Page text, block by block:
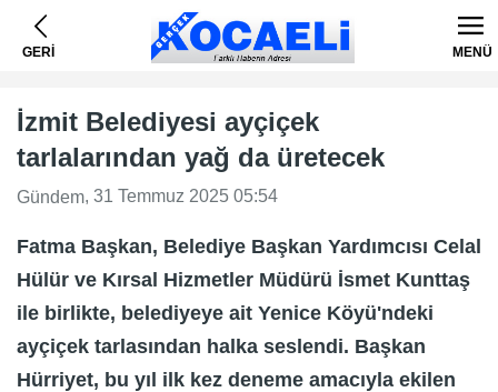
GERİ MENÜ
İzmit Belediyesi ayçiçek
tarlalarından yağ da üretecek
Gündem, 31 Temmuz 2025 05:54
Fatma Başkan, Belediye Başkan Yardımcısı Celal
Hülür ve Kırsal Hizmetler Müdürü İsmet Kunttaş
ile birlikte, belediyeye ait Yenice Köyü'ndeki
ayçiçek tarlasından halka seslendi. Başkan
Hürriyet, bu yıl ilk kez deneme amacıyla ekilen